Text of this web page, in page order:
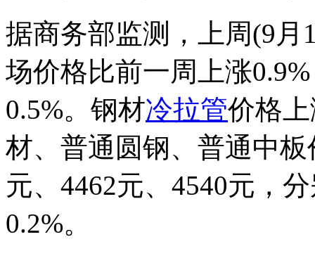
据商务部监测，上周(9月
场价格比前一周上涨
0.5%。钢材冷拉管价格
材、普通圆钢、普通中
元、4462元、4540元，
0.2%。